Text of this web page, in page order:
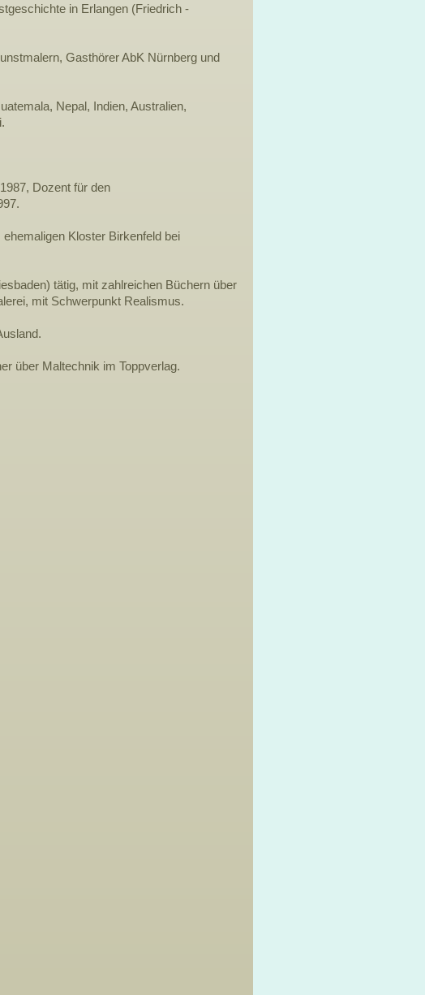
in Erlangen (Friedrich -
Gasthörer AbK Nürnberg und
Nepal, Indien, Australien,
Dozent für den
Kloster Birkenfeld bei
tätig, mit zahlreichen Büchern über
mit Schwerpunkt Realismus.
über Maltechnik im Toppverlag.